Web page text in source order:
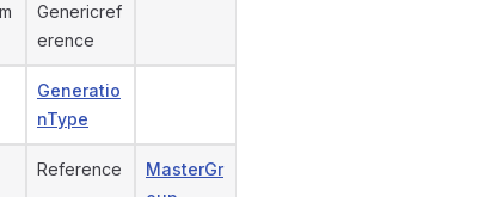
Genericref
erence
Generatio
nType
Reference
MasterGr